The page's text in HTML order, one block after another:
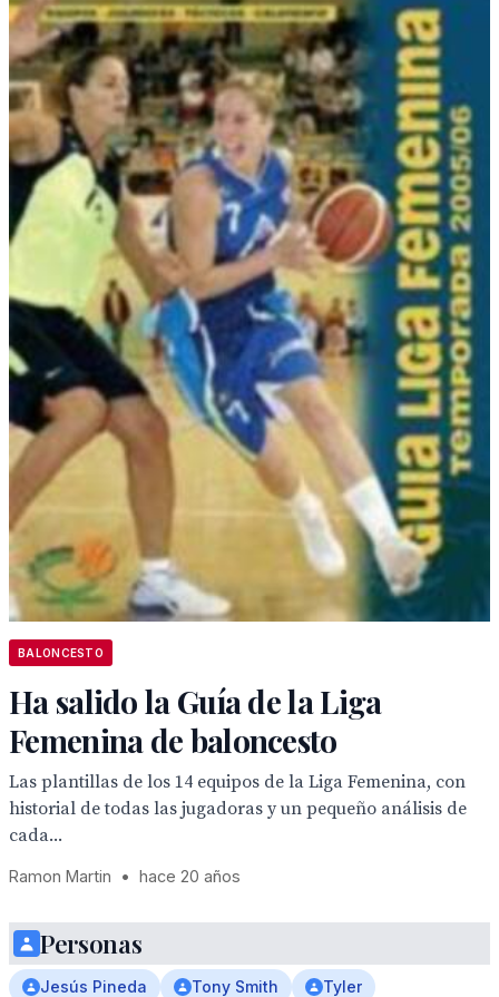
BALONCESTO
Ha salido la Guía de la Liga
Femenina de baloncesto
Las plantillas de los 14 equipos de la Liga Femenina, con
historial de todas las jugadoras y un pequeño análisis de
cada...
Ramon Martin • hace 20 años
Personas
Jesús Pineda Tony Smith
Tyler